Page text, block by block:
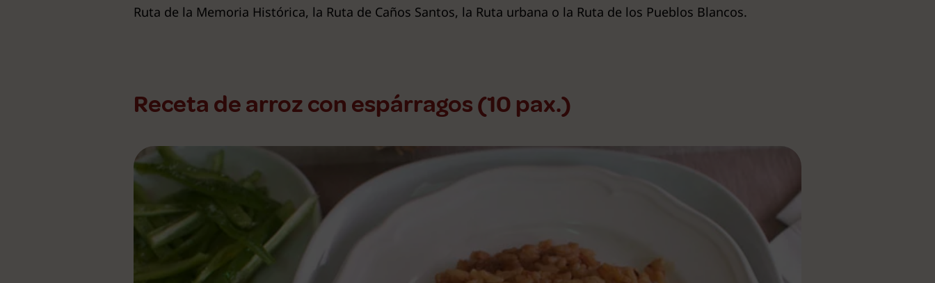
Ruta de la Memoria Histórica, la Ruta de Caños Santos, la Ruta urbana o la Ruta de los Pueblos Blancos.
Receta de arroz con espárragos (10 pax.)